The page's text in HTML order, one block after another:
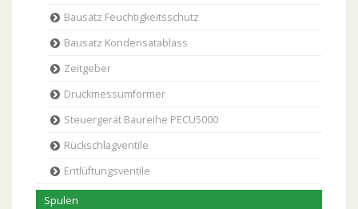
Bausatz Feuchtigkeitsschutz
Bausatz Kondensatablass
Zeitgeber
Druckmessumformer
Steuergerät Baureihe PECU5000
Rückschlagventile
Entlüftungsventile
Spulen